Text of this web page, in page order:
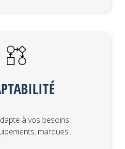
à vos besoins :
marques...